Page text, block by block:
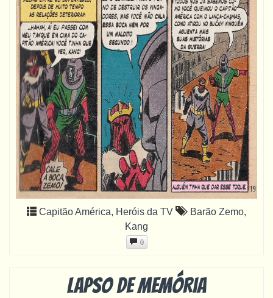
Capitão América, Heróis da TV Barão Zemo,
Kang
0
Lapso de Memória